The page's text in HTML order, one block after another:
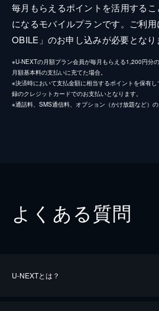
毎月もらえるポイントを活用する
になるモバイルプランです。ご利
OBILE」のお申し込みが必要となり
※U-NEXTの月額プラン会員が毎月もらえる1,200円分
月額基本料の支払いに充てた場合。
※決済時において支払金額に相当するポイントを保有
録のクレジットカードでのお支払いとなります。
※通話料、SMS通信料、オプション（かけ放題など）の
よくある質問
U-NEXTとは？